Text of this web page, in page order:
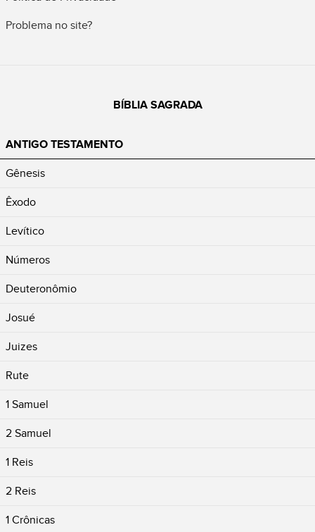
Problema no site?
BÍBLIA SAGRADA
ANTIGO TESTAMENTO
Gênesis
Êxodo
Levítico
Números
Deuteronômio
Josué
Juizes
Rute
1 Samuel
2 Samuel
1 Reis
2 Reis
1 Crônicas